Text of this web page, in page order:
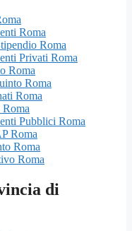
Roma
Roma
Privati Roma
Roma
Roma
Roma
Pubblici Roma
Roma
Roma
Roma
di